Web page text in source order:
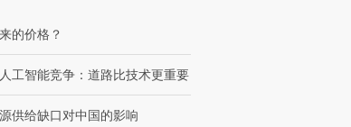
的价格？
工智能竞争：道路比技术更重要
供给缺口对中国的影响